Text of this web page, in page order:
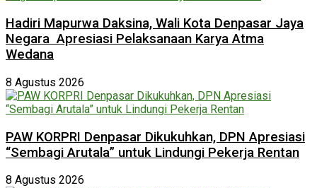
Hadiri Mapurwa Daksina, Wali Kota Denpasar Jaya
Negara Apresiasi Pelaksanaan Karya Atma
Wedana
8 Agustus 2026
PAW KORPRI Denpasar Dikukuhkan, DPN Apresiasi
“Sembagi Arutala” untuk Lindungi Pekerja Rentan
8 Agustus 2026